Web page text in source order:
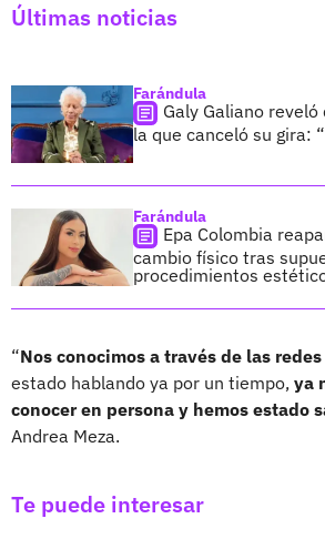
Últimas noticias
Farándula
Galy Galiano
la que canceló su gira:
Farándula
Epa Colombia
cambio físico tras
procedimientos
“Nos conocimos a través de las
estado hablando ya por un tiempo, ya
conocer en persona y hemos estado
Andrea Meza.
Te puede interesar